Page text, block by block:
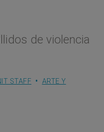
de violencia
STAFF
ARTE Y